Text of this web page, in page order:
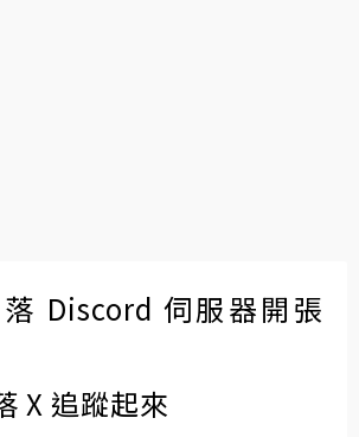
Discord 伺服器開張
X 追蹤起來